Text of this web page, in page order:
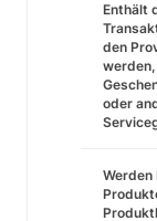
Enthält
den
oder
Werden